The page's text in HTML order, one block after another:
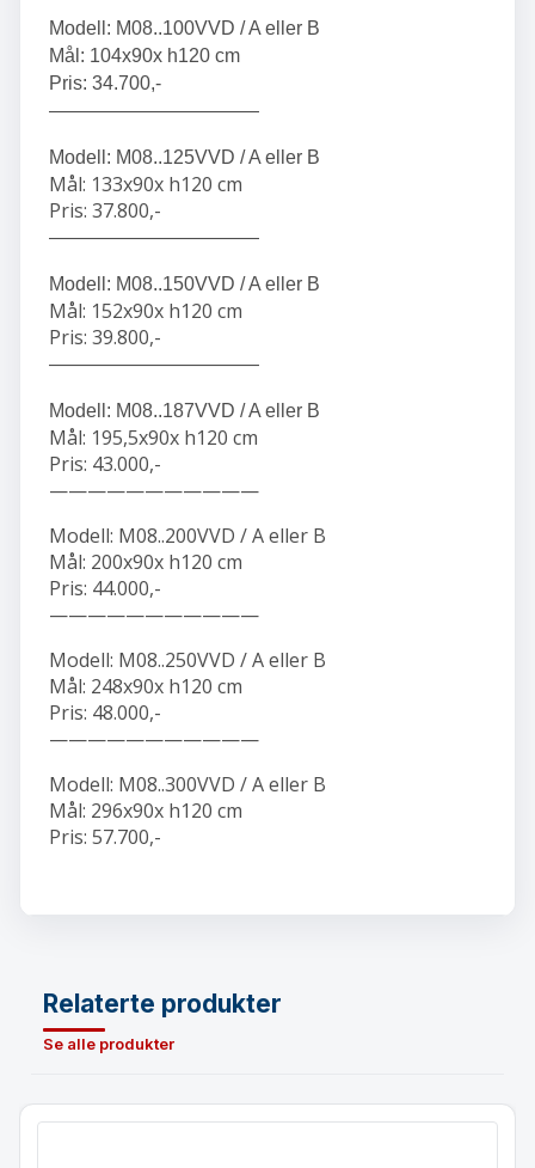
Modell: M08..100VVD / A eller B
Mål: 104x90x h120 cm
Pris: 34.700,-
———————————
Modell: M08..125VVD / A eller B
Mål: 133x90x h120 cm
Pris: 37.800,-
———————————
Modell: M08..150VVD / A eller B
Mål: 152x90x h120 cm
Pris: 39.800,-
———————————
Modell: M08..187VVD / A eller B
Mål: 195,5x90x h120 cm
Pris: 43.000,-
———————————
Modell: M08..200VVD / A eller B
Mål: 200x90x h120 cm
Pris: 44.000,-
———————————
Modell: M08..250VVD / A eller B
Mål: 248x90x h120 cm
Pris: 48.000,-
———————————
Modell: M08..300VVD / A eller B
Mål: 296x90x h120 cm
Pris: 57.700,-
Relaterte produkter
Se alle produkter